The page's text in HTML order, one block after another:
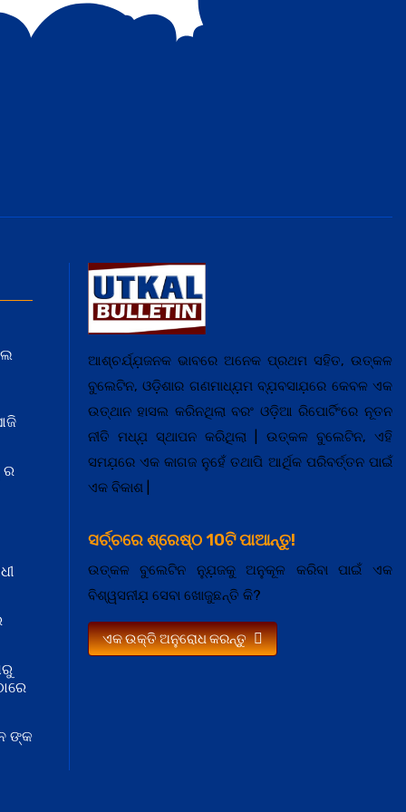
ର
ଙ୍କ
ଆଶ୍ଚର୍ଯ୍ଯ଼ଜନକ ଭାବରେ ଅନେକ ପ୍ରଥମ ସହିତ, ଉତ୍କଳ
ବୁଲେଟିନ, ଓଡ଼ିଶାର ଗଣମାଧ୍ଯ଼ମ ବ୍ଯ଼ବସାଯ଼ରେ କେବଳ ଏକ
ଉତ୍ଥାନ ହାସଲ କରିନଥିଲା ବରଂ ଓଡ଼ିଆ ରିପୋର୍ଟିଂରେ ନୂତନ
ନୀତି ମଧ୍ଯ଼ ସ୍ଥାପନ କରିଥିଲା | ଉତ୍କଳ ବୁଲେଟିନ, ଏହି
ସମଯ଼ରେ ଏକ କାଗଜ ନୁହେଁ ତଥାପି ଆର୍ଥିକ ପରିବର୍ତ୍ତନ ପାଇଁ
ଏକ ବିକାଶ |
ସର୍ଚ୍ଚରେ ଶ୍ରେଷ୍ଠ 10ଟି ପାଆନ୍ତୁ!
ଉତ୍କଳ ବୁଲେଟିନ ନ୍ଯ଼ୁଜକୁ ଅନୁକୂଳ କରିବା ପାଇଁ ଏକ
ବିଶ୍ୱସନୀଯ଼ ସେବା ଖୋଜୁଛନ୍ତି କି?
ଏକ ଉକ୍ତି ଅନୁରୋଧ କରନ୍ତୁ